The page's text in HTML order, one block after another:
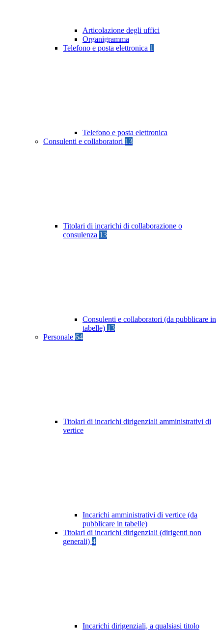
Articolazione degli uffici
Organigramma
Telefono e posta elettronica 1
Telefono e posta elettronica
Consulenti e collaboratori 13
Titolari di incarichi di collaborazione o
consulenza 13
Consulenti e collaboratori (da pubblicare in
tabelle) 13
Personale 64
Titolari di incarichi dirigenziali amministrativi di
vertice
Incarichi amministrativi di vertice (da
pubblicare in tabelle)
Titolari di incarichi dirigenziali (dirigenti non
generali) 4
Incarichi dirigenziali, a qualsiasi titolo